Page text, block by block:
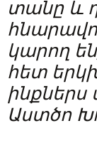
տանը և
կարող
հետ
ինքներս
Աստծո